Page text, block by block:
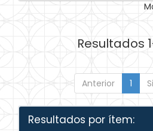
Resultados
Anterior 1
Resultados por ítem: